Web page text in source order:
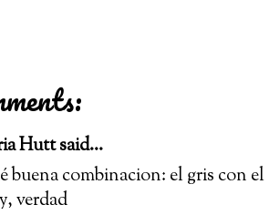
Huttsaid...
buena combinacion: el gris con
verdad